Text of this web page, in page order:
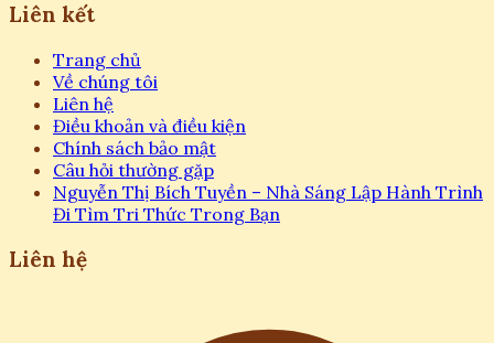
Liên kết
Trang chủ
Về chúng tôi
Liên hệ
Điều khoản và điều kiện
Chính sách bảo mật
Câu hỏi thường gặp
Nguyễn Thị Bích Tuyền – Nhà Sáng Lập Hành Trình
Đi Tìm Tri Thức Trong Bạn
Liên hệ